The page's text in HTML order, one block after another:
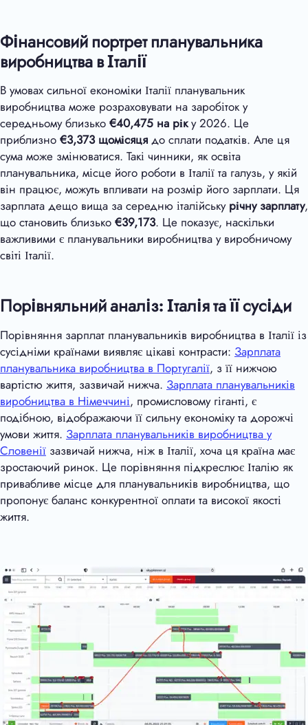
Фінансовий портрет планувальника
виробництва в Італії
В умовах сильної економіки Італії планувальник
виробництва може розраховувати на заробіток у
середньому близько €40,475 на ріку 2026. Це
приблизно €3,373щомісяця до сплати податків. Але ця
сума може змінюватися. Такі чинники, як освіта
планувальника, місце його роботи в Італії та галузь, у якій
він працює, можуть впливати на розмір його зарплати. Ця
зарплата дещо вища за середню італійську річну зарплату,
що становить близько €39,173. Це показує, наскільки
важливими є планувальники виробництва у виробничому
світі Італії.
Порівняльний аналіз: Італія та її сусіди
Порівняння зарплат планувальників виробництва в Італії із
сусідніми країнами виявляє цікаві контрасти: Зарплата
планувальника виробництва в Португалії, з її нижчою
вартістю життя, зазвичай нижча. Зарплата планувальників
виробництва в Німеччині, промисловому гіганті, є
подібною, відображаючи її сильну економіку та дорожчі
умови життя. Зарплата планувальників виробництва у
Словенії зазвичай нижча, ніж в Італії, хоча ця країна має
зростаючий ринок. Це порівняння підкреслює Італію як
привабливе місце для планувальників виробництва, що
пропонує баланс конкурентної оплати та високої якості
життя.